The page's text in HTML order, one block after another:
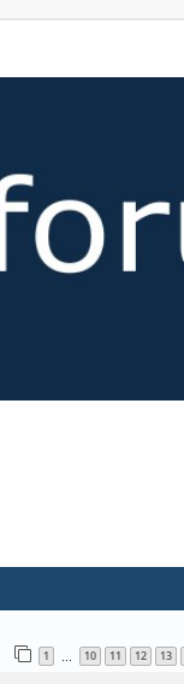
1 10 11 12 13